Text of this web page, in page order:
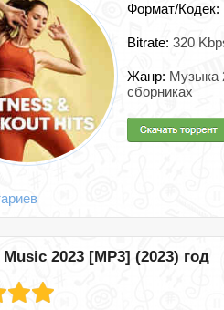
Формат/Кодек:
Bitrate: 320
Жанр: Музыка
сборниках
2023 [MP3] (2023) год